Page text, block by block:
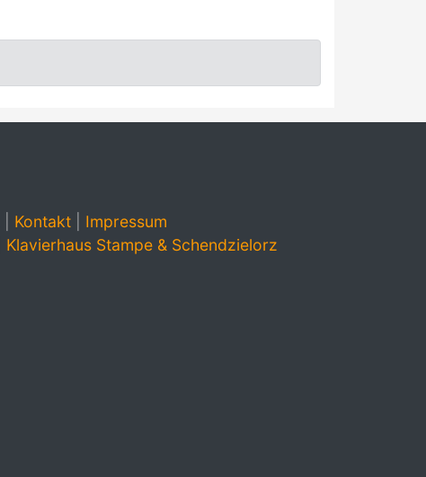
Kontakt| Impressum
Klavierhaus Stampe & Schendzielorz